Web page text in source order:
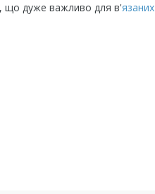
що дуже важливо для в'язаних